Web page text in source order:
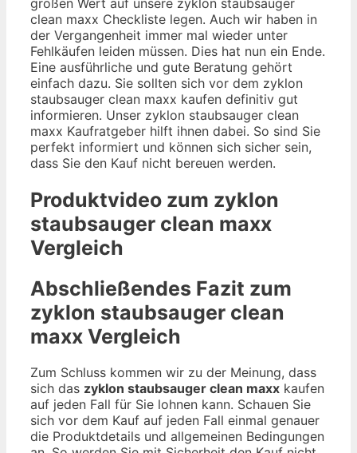
großen Wert auf unsere zyklon staubsauger
clean maxx Checkliste legen. Auch wir haben in
der Vergangenheit immer mal wieder unter
Fehlkäufen leiden müssen. Dies hat nun ein Ende.
Eine ausführliche und gute Beratung gehört
einfach dazu. Sie sollten sich vor dem zyklon
staubsauger clean maxx kaufen definitiv gut
informieren. Unser zyklon staubsauger clean
maxx Kaufratgeber hilft ihnen dabei. So sind Sie
perfekt informiert und können sich sicher sein,
dass Sie den Kauf nicht bereuen werden.
Produktvideo zum zyklon
staubsauger clean maxx
Vergleich
Abschließendes Fazit zum
zyklon staubsauger clean
maxx Vergleich
Zum Schluss kommen wir zu der Meinung, dass
sich das zyklon staubsauger clean maxx kaufen
auf jeden Fall für Sie lohnen kann. Schauen Sie
sich vor dem Kauf auf jeden Fall einmal genauer
die Produktdetails und allgemeinen Bedingungen